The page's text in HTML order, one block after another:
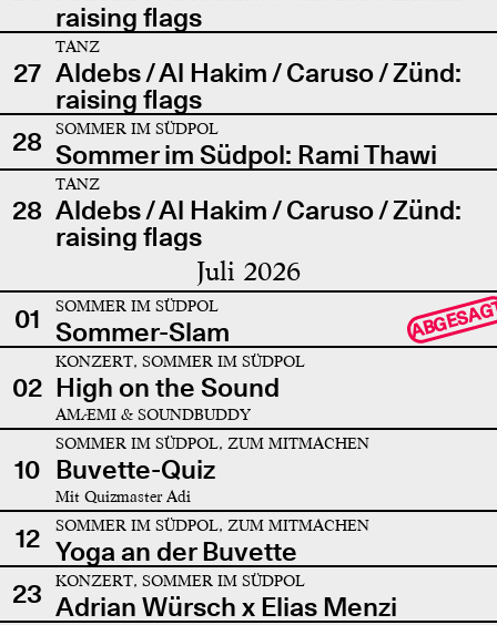
raising flags
27
TANZ
Aldebs / Al Hakim / Caruso / Zünd:
raising flags
28
SOMMER IM SÜDPOL
Sommer im Südpol: Rami Thawi
28
TANZ
Aldebs / Al Hakim / Caruso / Zünd:
raising flags
Juli 2026
01 SOMMER IM SÜDPOL
Sommer-Slam
02
KONZERT, SOMMER IM SÜDPOL
High on the Sound
AMÆMI & SOUNDBUDDY
10
SOMMER IM SÜDPOL, ZUM MITMACHEN
Buvette-Quiz
Mit Quizmaster Adi
12 SOMMER IM SÜDPOL, ZUM MITMACHEN
Yoga an der Buvette
23
KONZERT, SOMMER IM SÜDPOL
Adrian Würsch x Elias Menzi